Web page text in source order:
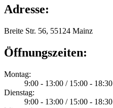
Adresse:
Breite Str. 56, 55124 Mainz
Öffnungszeiten:
Montag:
9:00 - 13:00 / 15:00 - 18:30
Dienstag:
9:00 - 13:00 / 15:00 - 18:30